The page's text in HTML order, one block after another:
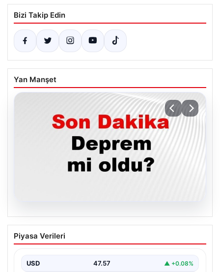
Bizi Takip Edin
Yan Manşet
05.08.2026
Son dakika deprem mi oldu? Az önce
deprem nerede oldu? İstanbul, Ankara,
Ağustos 2026
Piyasa Verileri
USD 47.57 ▲ +0.08%